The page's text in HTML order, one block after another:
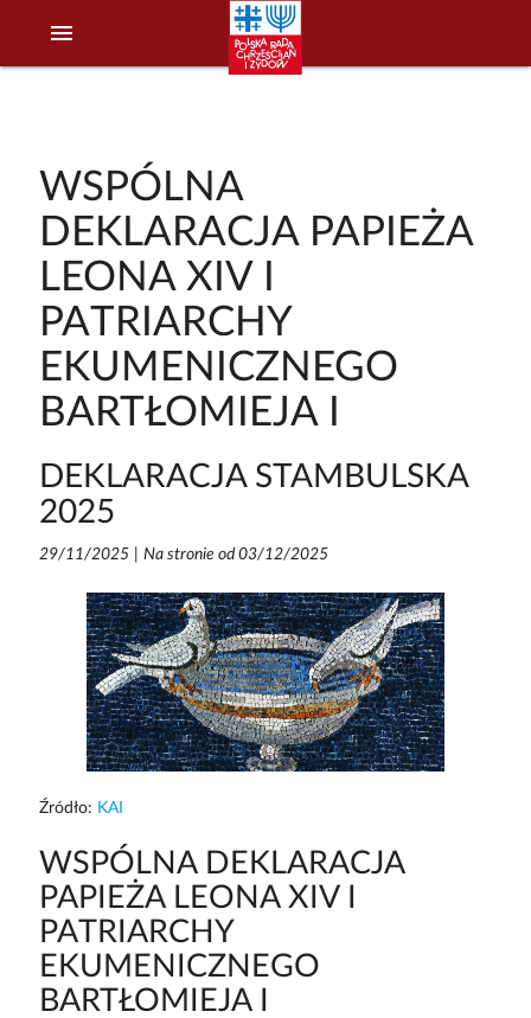
menu
WSPÓLNA
DEKLARACJA PAPIEŻA
LEONA XIV I
PATRIARCHY
EKUMENICZNEGO
BARTŁOMIEJA I
DEKLARACJA STAMBULSKA
2025
29/11/2025| Na stronie od 03/12/2025
Źródło: KAI
WSPÓLNA DEKLARACJA
PAPIEŻA LEONA XIV I
PATRIARCHY
EKUMENICZNEGO
BARTŁOMIEJA I